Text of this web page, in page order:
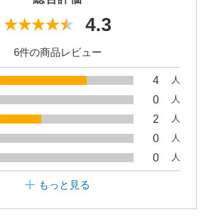
4.3
6件の商品レビュー
4 人
0 人
2 人
0 人
0 人
もっと見る